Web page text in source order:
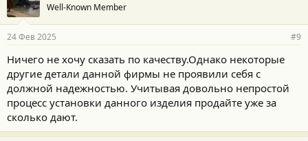
Well-Known Member
24 Фев 2025 #9
Ничего не хочу сказать по качеству.Однако некоторые
другие детали данной фирмы не проявили себя с
должной надежностью. Учитывая довольно непростой
процесс установки данного изделия продайте уже за
сколько дают.